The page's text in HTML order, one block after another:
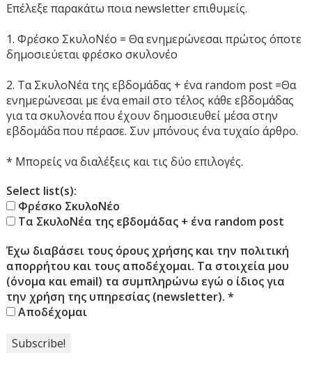
Επέλεξε παρακάτω ποια newsletter επιθυμείς.
1. Φρέσκο ΣκυλοΝέο = Θα ενημερώνεσαι πρώτος όποτε
δημοσιεύεται φρέσκο σκυλονέο
2. Τα ΣκυλοΝέα της εβδομάδας + ένα random post =Θα
ενημερώνεσαι με ένα email στο τέλος κάθε εβδομάδας
για τα σκυλονέα που έχουν δημοσιευθεί μέσα στην
εβδομάδα που πέρασε. Συν μπόνους ένα τυχαίο άρθρο.
* Μπορείς να διαλέξεις και τις δύο επιλογές.
Select list(s):
Φρέσκο ΣκυλοΝέο
Τα ΣκυλοΝέα της εβδομάδας + ένα random post
Έχω διαβάσει τους όρους χρήσης και την πολιτική
απορρήτου και τους αποδέχομαι. Τα στοιχεία μου
(όνομα και email) τα συμπληρώνω εγώ ο ίδιος για
την χρήση της υπηρεσίας (newsletter).*
Αποδέχομαι